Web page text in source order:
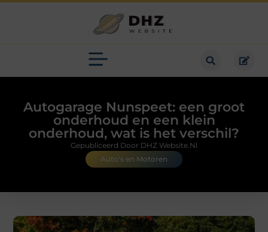
Autogarage Nunspeet: een groot
onderhoud en een klein
onderhoud, wat is het verschil?
Auto's en Motoren
Gepubliceerd Door DHZ Website.nl